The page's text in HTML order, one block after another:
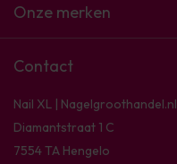
Onze merken
Contact
Nail XL | Nagelgroothandel.nl
Diamantstraat 1 C
7554 TA Hengelo